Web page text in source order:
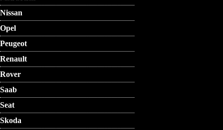
Nissan
Opel
Peugeot
Renault
Rover
Saab
Seat
Skoda